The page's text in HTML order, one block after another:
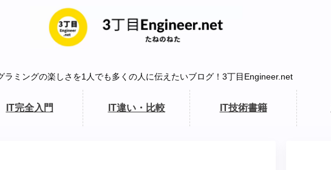
ラミングの楽しさを1人でも多くの人に伝えたいブログ！3丁目Engineer.net
IT完全入門 IT違い・比較 IT技術書籍